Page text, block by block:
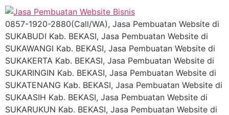
0857-1920-2880(Call/WA), Jasa Pembuatan Website di
SUKABUDI Kab. BEKASI, Jasa Pembuatan Website di
SUKAWANGI Kab. BEKASI, Jasa Pembuatan Website di
SUKAKERTA Kab. BEKASI, Jasa Pembuatan Website di
SUKARINGIN Kab. BEKASI, Jasa Pembuatan Website di
SUKATENANG Kab. BEKASI, Jasa Pembuatan Website di
SUKAASIH Kab. BEKASI, Jasa Pembuatan Website di
SUKARUKUN Kab. BEKASI, Jasa Pembuatan Website di